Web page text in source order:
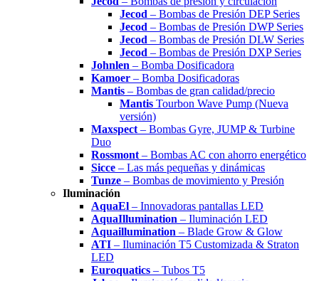
Jecod – Bombas de Presión DEP Series
Jecod – Bombas de Presión DWP Series
Jecod – Bombas de Presión DLW Series
Jecod – Bombas de Presión DXP Series
Johnlen – Bomba Dosificadora
Kamoer – Bomba Dosificadoras
Mantis – Bombas de gran calidad/precio
Mantis Tourbon Wave Pump (Nueva
versión)
Maxspect – Bombas Gyre, JUMP & Turbine
Duo
Rossmont – Bombas AC con ahorro energético
Sicce – Las más pequeñas y dinámicas
Tunze – Bombas de movimiento y Presión
Iluminación
AquaEl – Innovadoras pantallas LED
AquaIllumination – Iluminación LED
Aquaillumination – Blade Grow & Glow
ATI – Iluminación T5 Customizada & Straton
LED
Euroquatics – Tubos T5